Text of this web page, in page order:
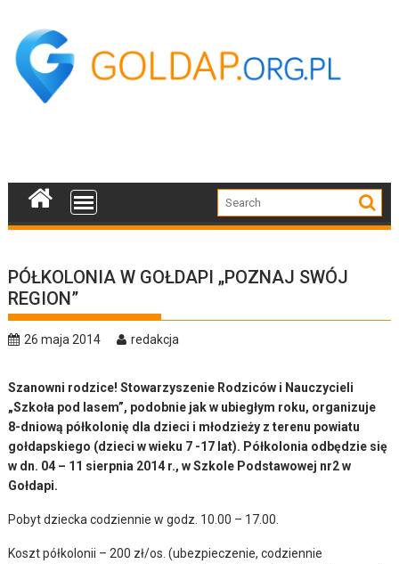
content
PÓŁKOLONIA W GOŁDAPI „POZNAJ SWÓJ
REGION”
26 maja 2014 redakcja
Szanowni rodzice! Stowarzyszenie Rodziców i Nauczycieli
„Szkoła pod lasem”, podobnie jak w ubiegłym roku, organizuje
8-dniową półkolonię dla dzieci i młodzieży z terenu powiatu
gołdapskiego (dzieci w wieku 7 -17 lat). Półkolonia odbędzie się
w dn. 04 – 11 sierpnia 2014 r., w Szkole Podstawowej nr2 w
Gołdapi.
Pobyt dziecka codziennie w godz. 10.00 – 17.00.
Koszt półkolonii – 200 zł/os. (ubezpieczenie, codziennie